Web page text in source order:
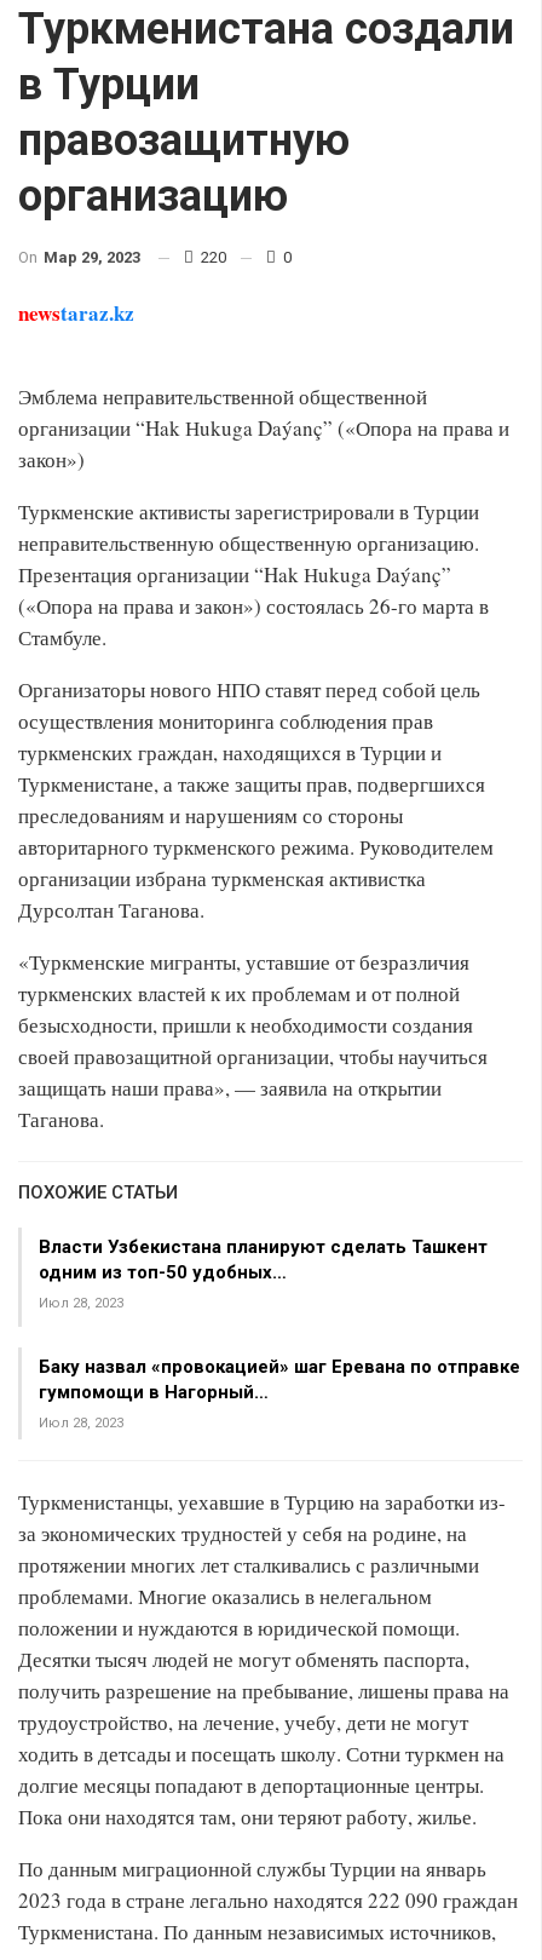
Туркменистана создали
в Турции
правозащитную
организацию
On Мар 29, 2023 220 0
newstaraz.kz
Эмблема неправительственной общественной
организации “Hak Нukuga Daýanç” («Опора на права и
закон»)
Туркменские активисты зарегистрировали в Турции
неправительственную общественную организацию.
Презентация организации “Hak Нukuga Daýanç”
(«Опора на права и закон») состоялась 26-го марта в
Стамбуле.
Организаторы нового НПО ставят перед собой цель
осуществления мониторинга соблюдения прав
туркменских граждан, находящихся в Турции и
Туркменистане, а также защиты прав, подвергшихся
преследованиям и нарушениям со стороны
авторитарного туркменского режима. Руководителем
организации избрана туркменская активистка
Дурсолтан Таганова.
«Туркменские мигранты, уставшие от безразличия
туркменских властей к их проблемам и от полной
безысходности, пришли к необходимости создания
своей правозащитной организации, чтобы научиться
защищать наши права», — заявила на открытии
Таганова.
ПОХОЖИЕ СТАТЬИ
Власти Узбекистана планируют сделать Ташкент
одним из топ-50 удобных…
Июл 28, 2023
Баку назвал «провокацией» шаг Еревана по отправке
гумпомощи в Нагорный…
Июл 28, 2023
Туркменистанцы, уехавшие в Турцию на заработки из-
за экономических трудностей у себя на родине, на
протяжении многих лет сталкивались с различными
проблемами. Многие оказались в нелегальном
положении и нуждаются в юридической помощи.
Десятки тысяч людей не могут обменять паспорта,
получить разрешение на пребывание, лишены права на
трудоустройство, на лечение, учебу, дети не могут
ходить в детсады и посещать школу. Сотни туркмен на
долгие месяцы попадают в депортационные центры.
Пока они находятся там, они теряют работу, жилье.
По данным миграционной службы Турции на январь
2023 года в стране легально находятся 222 090 граждан
Туркменистана. По данным независимых источников,